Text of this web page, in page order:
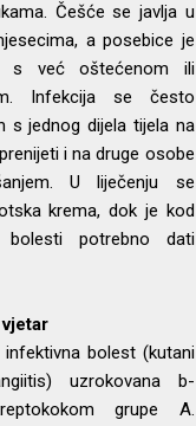
Češće se javlja u
a posebice je
s već oštećenom ili
Infekcija se često
s jednog dijela tijela na
i na druge osobe
U liječenju se
krema, dok je kod
bolesti potrebno dati
infektivna bolest (kutani
uzrokovana b-
grupe A.